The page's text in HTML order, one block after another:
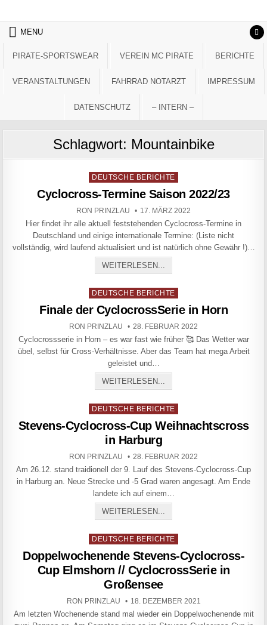
MENU
PIRATE-SPORTSWEAR VEREIN MC PIRATE BERICHTE
VERANSTALTUNGEN FAHRRAD NOTARZT IMPRESSUM
DATENSCHUTZ – INTERN –
Schlagwort: Mountainbike
Posted in
DEUTSCHE BERICHTE
Cyclocross-Termine Saison 2022/23
AUTHOR:
RON PRINZLAU PUBLISHED DATE:
17. MÄRZ 2022
Hier findet ihr alle aktuell feststehenden Cyclocross-Termine in
Deutschland und einige internationale Termine: (Liste nicht
vollständig, wird laufend aktualisiert und ist natürlich ohne Gewähr !)…
WEITERLESEN...
Posted in
DEUTSCHE BERICHTE
Finale der CyclocrossSerie in Horn
AUTHOR:
RON PRINZLAU PUBLISHED DATE:
28. FEBRUAR 2022
Cyclocrossserie in Horn – es war fast wie früher 🥰 Das Wetter war
übel, selbst für Cross-Verhältnisse. Aber das Team hat mega Arbeit
geleistet und…
WEITERLESEN...
Posted in
DEUTSCHE BERICHTE
Stevens-Cyclocross-Cup Weihnachtscross
in Harburg
AUTHOR:
RON PRINZLAU PUBLISHED DATE:
28. FEBRUAR 2022
Am 26.12. stand traidionell der 9. Lauf des Stevens-Cyclocross-Cup
in Harburg an. Neue Strecke und -5 Grad waren angesagt. Am Ende
landete ich auf einem…
WEITERLESEN...
Posted in
DEUTSCHE BERICHTE
Doppelwochenende Stevens-Cyclocross-
Cup Elmshorn // CyclocrossSerie in
Großensee
AUTHOR:
RON PRINZLAU PUBLISHED DATE:
18. DEZEMBER 2021
Am letzten Wochenende stand mal wieder ein Doppelwochenende mit